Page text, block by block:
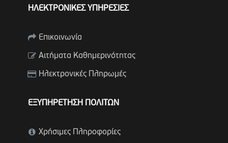
ΗΛΕΚΤΡΟΝΙΚΕΣ ΥΠΗΡΕΣΙΕΣ
Επικοινωνία
Αιτήματα Καθημερινότητας
Ηλεκτρονικές Πληρωμές
ΕΞΥΠΗΡΕΤΗΣΗ ΠΟΛΙΤΩΝ
Χρήσιμες Πληροφορίες